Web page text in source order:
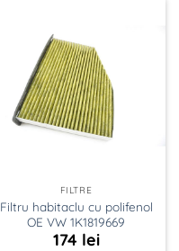
FILTRE
Filtru habitaclu cu polifenol
OE VW 1K1819669
174 lei